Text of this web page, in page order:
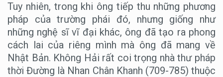
Tuy nhiên, trong khi ông tiếp thu những phương
pháp của trường phái đó, nhưng giống như
những nghệ sĩ vĩ đại khác, ông đã tạo ra phong
cách lai của riêng mình mà ông đã mang về
Nhật Bản. Không Hải rất coi trọng nhà thư pháp
thời Đường là Nhan Chân Khanh (709-785) thuộc